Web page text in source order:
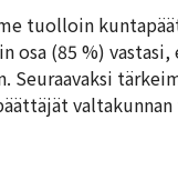
tuolloin
osa (85 %)
Seuraavaksi
valtakunnan